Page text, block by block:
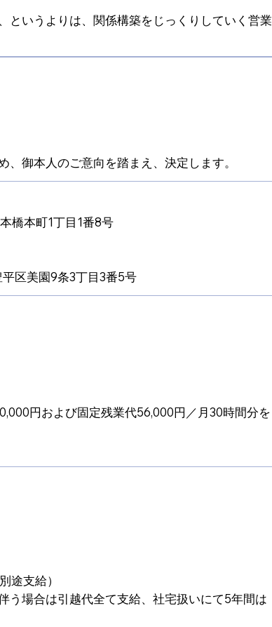
というよりは、関係構築をじっくりしていく営業
御本人のご意向を踏まえ、決定します。
橋本町1丁目1番8号
区美園9条3丁目3番5号
円および固定残業代56,000円／月30時間分を
途支給）
う場合は引越代全て支給、社宅扱いにて5年間は